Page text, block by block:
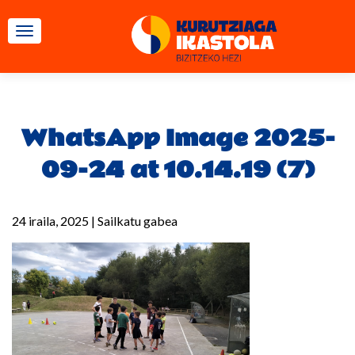
TOGGLE NAVIGATION
WhatsApp Image 2025-
09-24 at 10.14.19 (7)
24 iraila, 2025 | Sailkatu gabea